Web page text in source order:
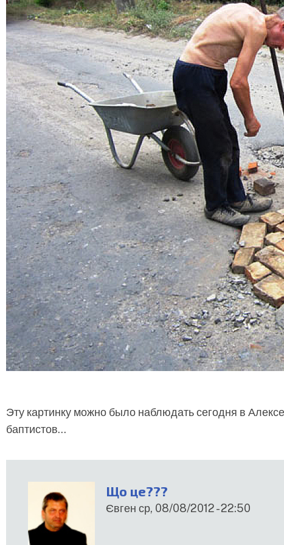
Эту картинку можно было наблюдать сегодня в
баптистов...
Що це???
Євген ср, 08/08/2012 - 22:50